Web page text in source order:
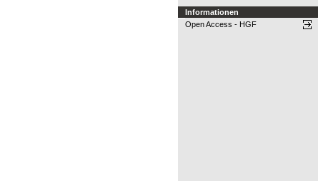
Informationen
Open Access - HGF